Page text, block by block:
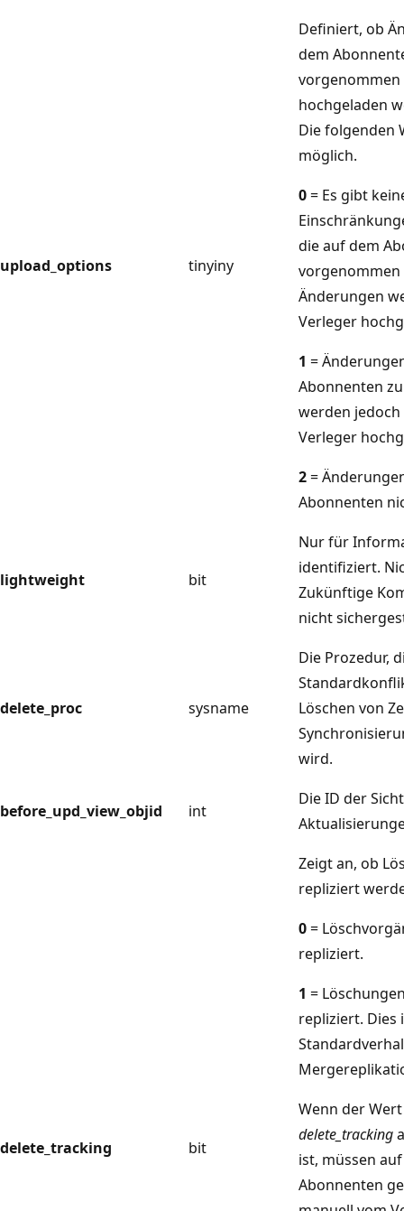
upload_options tinyiny
Definiert, ob
dem
hochgeladen
Die folgenden
möglich.
0= Es gibt
die auf dem
vorgenommen
Änderungen
Verleger
1 =
Abonnenten
werden
Verleger
2=
Abonnenten
lightweight bit
Nur für
identifiziert.
Zukünftige
nicht
delete_proc sysname
Die Prozedur,
Löschen von
wird.
before_upd_view_objid int
Die ID der
delete_tracking bit
Zeigt an, ob
repliziert
0=
repliziert.
1 =
repliziert. Dies
Wenn der
delete_tracking
ist, müssen
Abonnenten